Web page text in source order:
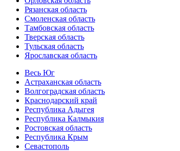
Рязанская область
Смоленская область
Тамбовская область
Тверская область
Тульская область
Ярославская область
Весь Юг
Астраханская область
Волгоградская область
Краснодарский край
Республика Адыгея
Республика Калмыкия
Ростовская область
Республика Крым
Севастополь